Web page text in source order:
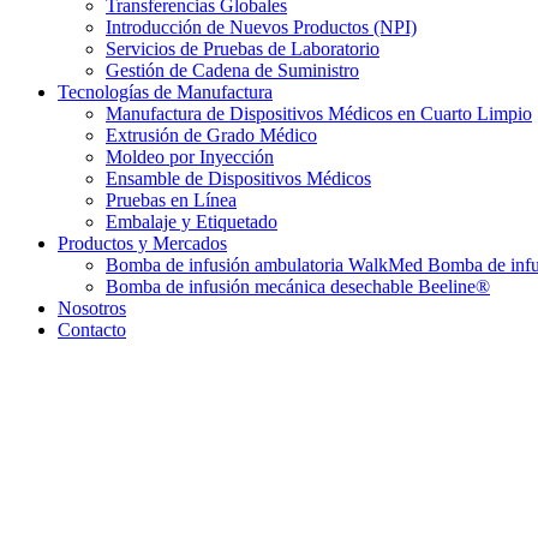
Transferencias Globales
Introducción de Nuevos Productos (NPI)
Servicios de Pruebas de Laboratorio
Gestión de Cadena de Suministro
Tecnologías de Manufactura
Manufactura de Dispositivos Médicos en Cuarto Limpio
Extrusión de Grado Médico
Moldeo por Inyección
Ensamble de Dispositivos Médicos
Pruebas en Línea
Embalaje y Etiquetado
Productos y Mercados
Bomba de infusión ambulatoria WalkMed Bomba de
Bomba de infusión mecánica desechable Beeline®
Nosotros
Contacto